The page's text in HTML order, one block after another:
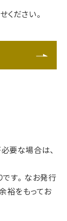
ださい。
要な場合は、
す。なお発行
裕をもってお